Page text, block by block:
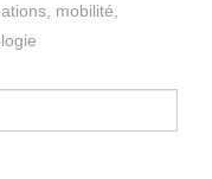
mobilité